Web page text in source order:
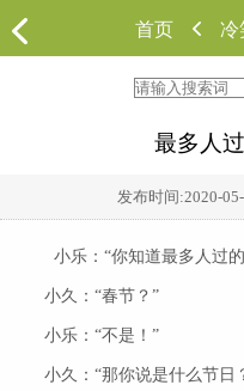
首页 冷
最多人
发布时间:2020-
小乐：“你知道最多人过的
小久：“春节？”
小乐：“不是！”
小久：“那你说是什么节日